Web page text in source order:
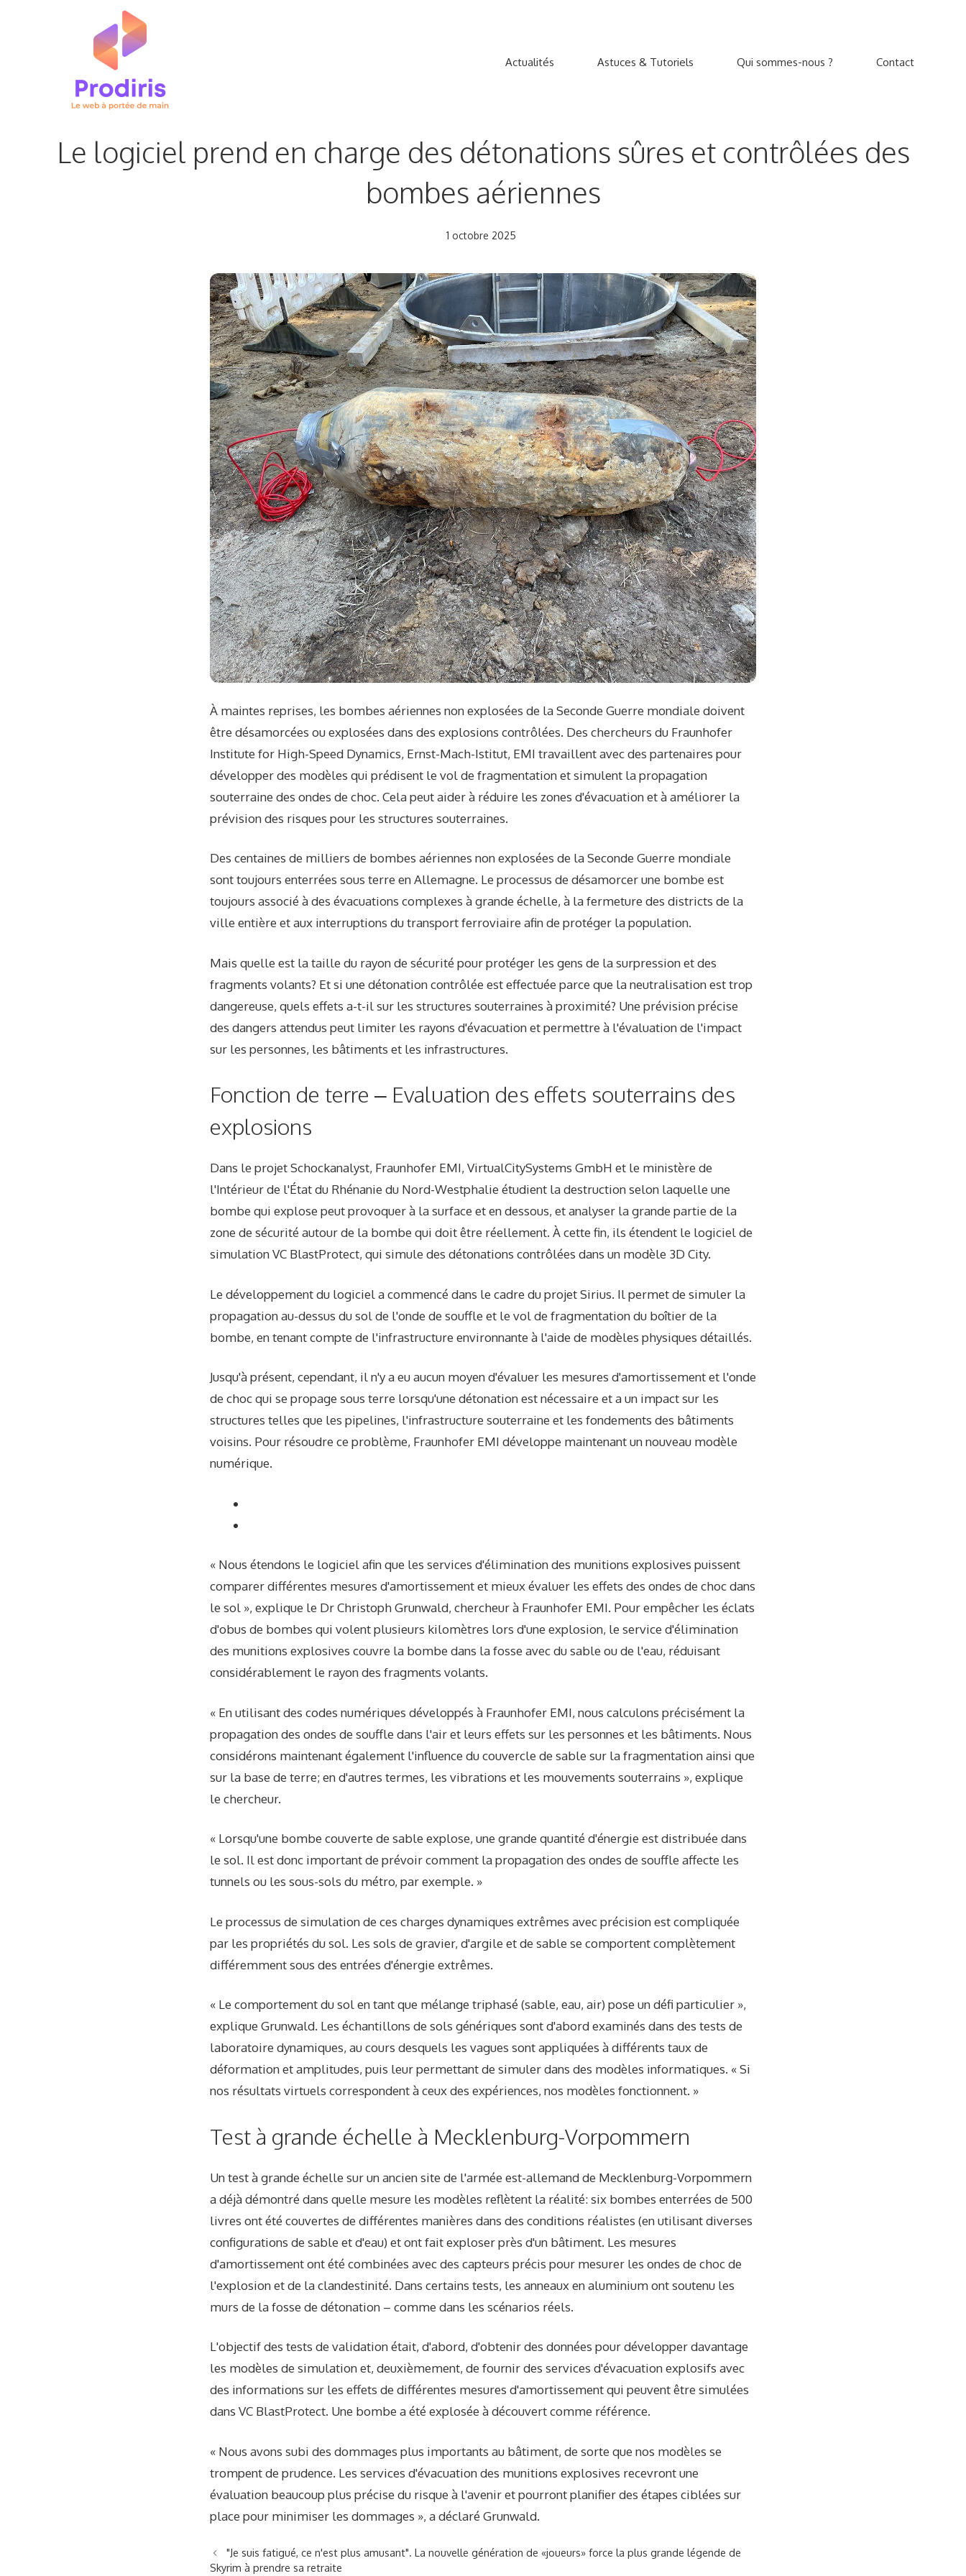
Actualités Astuces & Tutoriels Qui sommes-nous ? Contact
Le logiciel prend en charge des détonations sûres et contrôlées des
bombes aériennes
1 octobre 2025
À maintes reprises, les bombes aériennes non explosées de la Seconde Guerre mondiale doivent
être désamorcées ou explosées dans des explosions contrôlées. Des chercheurs du Fraunhofer
Institute for High-Speed ​​Dynamics, Ernst-Mach-Istitut, EMI travaillent avec des partenaires pour
développer des modèles qui prédisent le vol de fragmentation et simulent la propagation
souterraine des ondes de choc. Cela peut aider à réduire les zones d'évacuation et à améliorer la
prévision des risques pour les structures souterraines.
Des centaines de milliers de bombes aériennes non explosées de la Seconde Guerre mondiale
sont toujours enterrées sous terre en Allemagne. Le processus de désamorcer une bombe est
toujours associé à des évacuations complexes à grande échelle, à la fermeture des districts de la
ville entière et aux interruptions du transport ferroviaire afin de protéger la population.
Mais quelle est la taille du rayon de sécurité pour protéger les gens de la surpression et des
fragments volants? Et si une détonation contrôlée est effectuée parce que la neutralisation est trop
dangereuse, quels effets a-t-il sur les structures souterraines à proximité? Une prévision précise
des dangers attendus peut limiter les rayons d'évacuation et permettre à l'évaluation de l'impact
sur les personnes, les bâtiments et les infrastructures.
Fonction de terre – Evaluation des effets souterrains des
explosions
Dans le projet Schockanalyst, Fraunhofer EMI, VirtualCitySystems GmbH et le ministère de
l'Intérieur de l'État du Rhénanie du Nord-Westphalie étudient la destruction selon laquelle une
bombe qui explose peut provoquer à la surface et en dessous, et analyser la grande partie de la
zone de sécurité autour de la bombe qui doit être réellement. À cette fin, ils étendent le logiciel de
simulation VC BlastProtect, qui simule des détonations contrôlées dans un modèle 3D City.
Le développement du logiciel a commencé dans le cadre du projet Sirius. Il permet de simuler la
propagation au-dessus du sol de l'onde de souffle et le vol de fragmentation du boîtier de la
bombe, en tenant compte de l'infrastructure environnante à l'aide de modèles physiques détaillés.
Jusqu'à présent, cependant, il n'y a eu aucun moyen d'évaluer les mesures d'amortissement et l'onde
de choc qui se propage sous terre lorsqu'une détonation est nécessaire et a un impact sur les
structures telles que les pipelines, l'infrastructure souterraine et les fondements des bâtiments
voisins. Pour résoudre ce problème, Fraunhofer EMI développe maintenant un nouveau modèle
numérique.
« Nous étendons le logiciel afin que les services d'élimination des munitions explosives puissent
comparer différentes mesures d'amortissement et mieux évaluer les effets des ondes de choc dans
le sol », explique le Dr Christoph Grunwald, chercheur à Fraunhofer EMI. Pour empêcher les éclats
d'obus de bombes qui volent plusieurs kilomètres lors d'une explosion, le service d'élimination
des munitions explosives couvre la bombe dans la fosse avec du sable ou de l'eau, réduisant
considérablement le rayon des fragments volants.
« En utilisant des codes numériques développés à Fraunhofer EMI, nous calculons précisément la
propagation des ondes de souffle dans l'air et leurs effets sur les personnes et les bâtiments. Nous
considérons maintenant également l'influence du couvercle de sable sur la fragmentation ainsi que
sur la base de terre; en d'autres termes, les vibrations et les mouvements souterrains », explique
le chercheur.
« Lorsqu'une bombe couverte de sable explose, une grande quantité d'énergie est distribuée dans
le sol. Il est donc important de prévoir comment la propagation des ondes de souffle affecte les
tunnels ou les sous-sols du métro, par exemple. »
Le processus de simulation de ces charges dynamiques extrêmes avec précision est compliquée
par les propriétés du sol. Les sols de gravier, d'argile et de sable se comportent complètement
différemment sous des entrées d'énergie extrêmes.
« Le comportement du sol en tant que mélange triphasé (sable, eau, air) pose un défi particulier »,
explique Grunwald. Les échantillons de sols génériques sont d'abord examinés dans des tests de
laboratoire dynamiques, au cours desquels les vagues sont appliquées à différents taux de
déformation et amplitudes, puis leur permettant de simuler dans des modèles informatiques. « Si
nos résultats virtuels correspondent à ceux des expériences, nos modèles fonctionnent. »
Test à grande échelle à Mecklenburg-Vorpommern
Un test à grande échelle sur un ancien site de l'armée est-allemand de Mecklenburg-Vorpommern
a déjà démontré dans quelle mesure les modèles reflètent la réalité: six bombes enterrées de 500
livres ont été couvertes de différentes manières dans des conditions réalistes (en utilisant diverses
configurations de sable et d'eau) et ont fait exploser près d'un bâtiment. Les mesures
d'amortissement ont été combinées avec des capteurs précis pour mesurer les ondes de choc de
l'explosion et de la clandestinité. Dans certains tests, les anneaux en aluminium ont soutenu les
murs de la fosse de détonation – comme dans les scénarios réels.
L'objectif des tests de validation était, d'abord, d'obtenir des données pour développer davantage
les modèles de simulation et, deuxièmement, de fournir des services d'évacuation explosifs avec
des informations sur les effets de différentes mesures d'amortissement qui peuvent être simulées
dans VC BlastProtect. Une bombe a été explosée à découvert comme référence.
« Nous avons subi des dommages plus importants au bâtiment, de sorte que nos modèles se
trompent de prudence. Les services d'évacuation des munitions explosives recevront une
évaluation beaucoup plus précise du risque à l'avenir et pourront planifier des étapes ciblées sur
place pour minimiser les dommages », a déclaré Grunwald.
"Je suis fatigué, ce n'est plus amusant". La nouvelle génération de «joueurs» force la plus grande légende de
Skyrim à prendre sa retraite